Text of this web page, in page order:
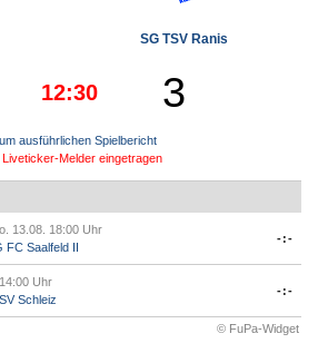
SG TSV Ranis
12:30 3
ausführlichen Spielbericht
Liveticker-Melder eingetragen
13.08. 18:00 Uhr
FC Saalfeld II
-:-
Uhr
Schleiz
-:-
© FuPa-Widget